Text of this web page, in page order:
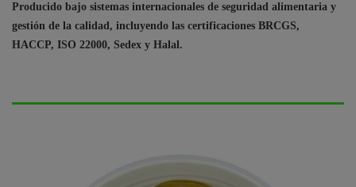
Producido bajo sistemas internacionales de seguridad alimentaria y
gestión de la calidad, incluyendo las certificaciones BRCGS,
HACCP, ISO 22000, Sedex y Halal.